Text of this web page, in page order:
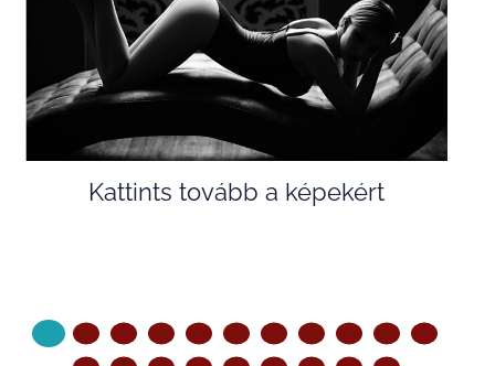
Kattints tovább a képekért